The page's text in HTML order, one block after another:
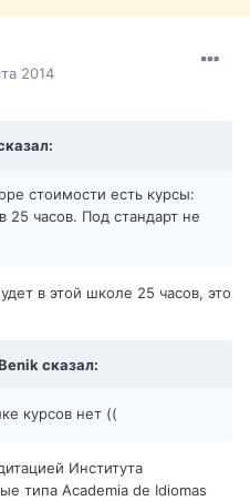
2014
стоимости есть курсы:
25 часов. Под стандарт не
в этой школе 25 часов, это
сказал:
курсов нет ((
Института
типа Academia de Idiomas